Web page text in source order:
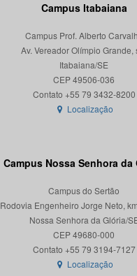
Campus Itabaiana
Campus Prof. Alberto
Av. Vereador Olímpio Grande,
Itabaiana/SE
CEP 49506-036
Localização
Campus Nossa Senhora da
Campus do Sertão
Rodovia Engenheiro Jorge Neto,
Nossa Senhora da Glória/
CEP 49680-000
Contato +55 79 3194-7127
Localização